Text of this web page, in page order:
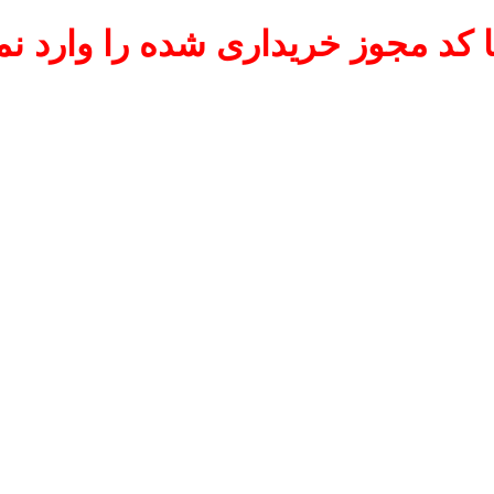
کد مجوز خریداری شده را وارد